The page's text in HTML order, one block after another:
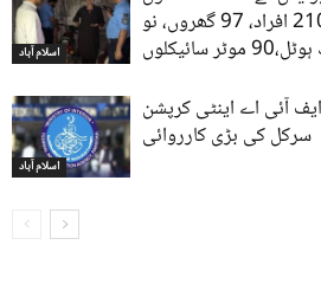
اسلام آباد
میں کاروائیوں کے دوران 210 افراد، 97 گھروں، نو
اسلام آباد
آئی اے اینٹی کرپشن
سرکل کی بڑی کارروائی